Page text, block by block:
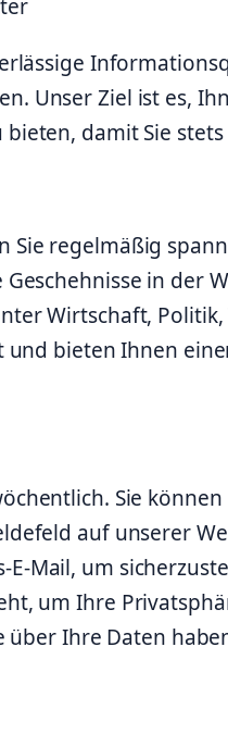
Unser Ziel ist es,
bieten, damit Sie
regelmäßig
in der
Wirtschaft,
bieten Ihnen
Sie
auf unserer
Mail, um
um Ihre
über Ihre Daten